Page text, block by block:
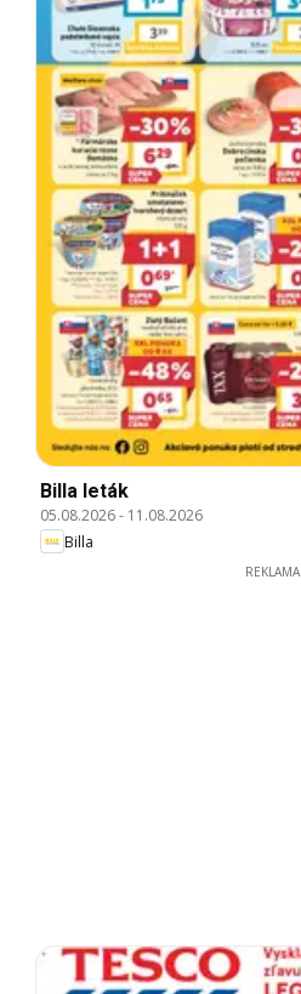
Billa leták
05.08.2026- 11.08.2026
Billa
REKLAMA